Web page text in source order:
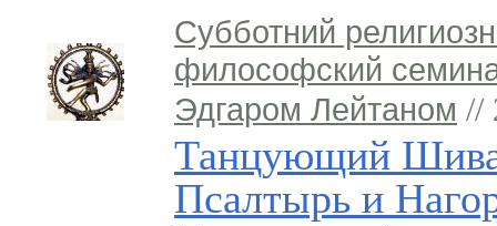
Субботний
философский
Эдгаром Лейтаном //
Танцующий
Псалтырь и